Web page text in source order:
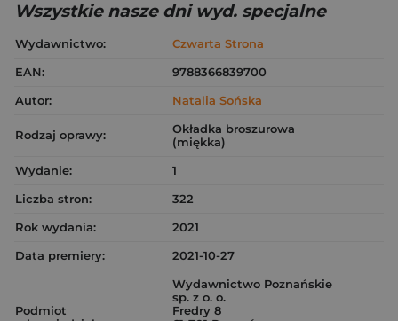
Wszystkie nasze dni wyd. specjalne
Wydawnictwo:
Czwarta Strona
EAN:
9788366839700
Autor:
Natalia Sońska
Rodzaj oprawy:
Okładka broszurowa
(miękka)
Wydanie:
1
Liczba stron:
322
Rok wydania:
2021
Data premiery:
2021-10-27
Podmiot
Wydawnictwo Poznańskie
sp. z o. o.
Fredry 8